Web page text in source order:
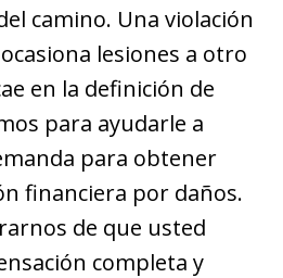
camino. Una violación
lesiones a otro
en la definición de
para ayudarle a
para obtener
financiera por daños.
de que usted
completa y